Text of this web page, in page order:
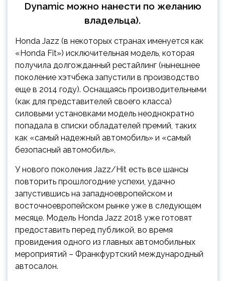
Dynamic можно нанести по желанию
владельца).
Honda Jazz (в некоторых странах именуется как
«Honda Fit») исключительная модель, которая
получила долгожданный рестайлинг (нынешнее
поколение хэтчбека запустили в производство
еще в 2014 году). Оснащаясь производительными
(как для представителей своего класса)
силовыми установками модель неоднократно
попадала в списки обладателей премий, таких
как «самый надежный автомобиль» и «самый
безопасный автомобиль».
У нового поколения Jazz/Hit есть все шансы
повторить прошлогодние успехи, удачно
запустившись на западноевропейском и
восточноевропейском рынке уже в следующем
месяце. Модель Honda Jazz 2018 уже готовят
предоставить перед публикой, во время
провидения одного из главных автомобильных
мероприятий – Франкфуртский международный
автосалон.